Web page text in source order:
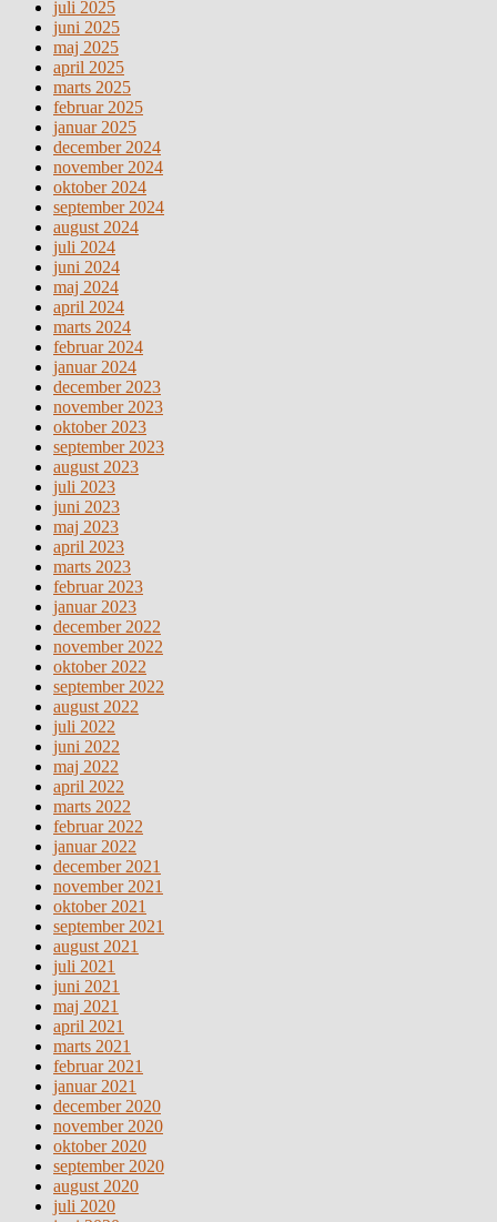
juli 2025
juni 2025
maj 2025
april 2025
marts 2025
februar 2025
januar 2025
december 2024
november 2024
oktober 2024
september 2024
august 2024
juli 2024
juni 2024
maj 2024
april 2024
marts 2024
februar 2024
januar 2024
december 2023
november 2023
oktober 2023
september 2023
august 2023
juli 2023
juni 2023
maj 2023
april 2023
marts 2023
februar 2023
januar 2023
december 2022
november 2022
oktober 2022
september 2022
august 2022
juli 2022
juni 2022
maj 2022
april 2022
marts 2022
februar 2022
januar 2022
december 2021
november 2021
oktober 2021
september 2021
august 2021
juli 2021
juni 2021
maj 2021
april 2021
marts 2021
februar 2021
januar 2021
december 2020
november 2020
oktober 2020
september 2020
august 2020
juli 2020